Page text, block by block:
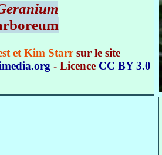
et Kim Starrsur le site
- Licence CC BY 3.0